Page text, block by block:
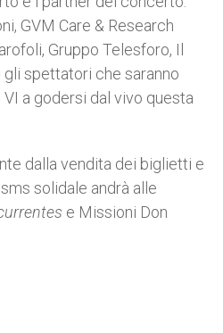
GVM Care & Research
Gruppo Telesforo, Il
spettatori che saranno
VI a godersi dal vivo questa
dalla vendita dei biglietti e
solidale andrà alle
e Missioni Don